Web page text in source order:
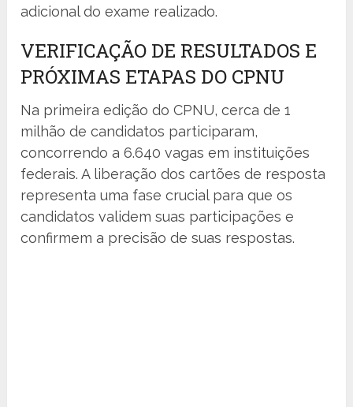
adicional do exame realizado.
VERIFICAÇÃO DE RESULTADOS E
PRÓXIMAS ETAPAS DO CPNU
Na primeira edição do CPNU, cerca de 1
milhão de candidatos participaram,
concorrendo a 6.640 vagas em instituições
federais. A liberação dos cartões de resposta
representa uma fase crucial para que os
candidatos validem suas participações e
confirmem a precisão de suas respostas.